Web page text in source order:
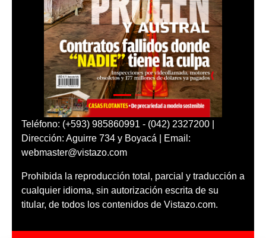
Teléfono: (+593) 985860991 - (042) 2327200 |
Dirección: Aguirre 734 y Boyacá | Email:
webmaster@vistazo.com
Prohibida la reproducción total, parcial y traducción a
cualquier idioma, sin autorización escrita de su
titular, de todos los contenidos de Vistazo.com.